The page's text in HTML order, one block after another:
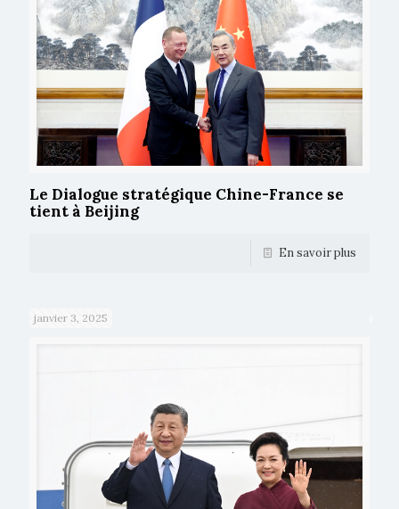
Le Dialogue stratégique Chine-France se
tient à Beijing
En savoir plus
janvier 3, 2025